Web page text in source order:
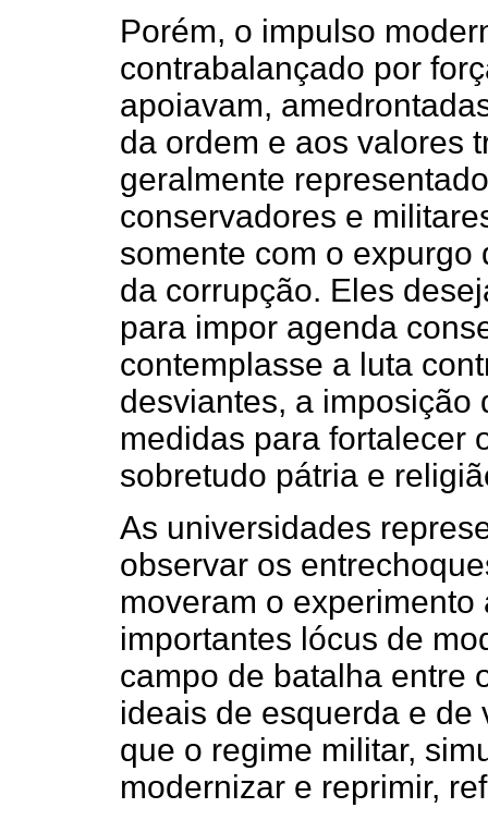
Porém, o impulso
contrabalançado por
apoiavam,
da ordem e aos valores
geralmente
conservadores e
somente com o
da corrupção. Eles
para impor agenda
contemplasse a luta
desviantes, a imposição
medidas para fortalecer
sobretudo pátria e
As universidades
observar os
moveram o
importantes lócus de
campo de batalha entre
ideais de esquerda e
que o regime militar,
modernizar e reprimir,